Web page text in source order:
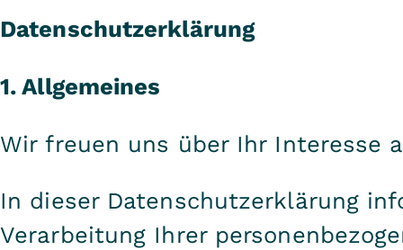
Datenschutzerklärung
1. Allgemeines
Wir freuen uns über Ihr Interesse
In dieser Datenschutzerklärung
Verarbeitung Ihrer